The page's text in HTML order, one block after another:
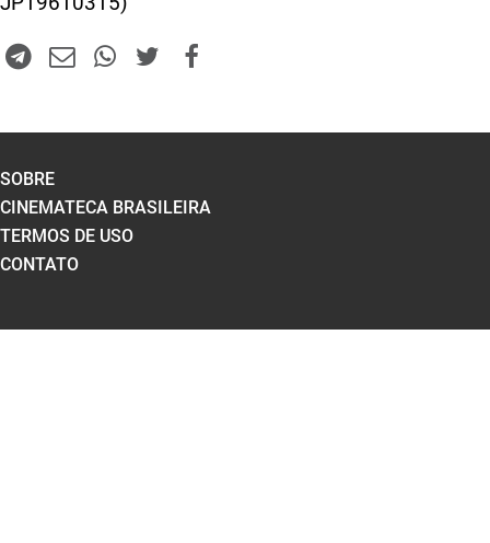
SOBRE
CINEMATECA BRASILEIRA
TERMOS DE USO
CONTATO